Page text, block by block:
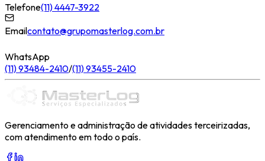
Telefone(11) 4447-3922
Emailcontato@grupomasterlog.com.br
WhatsApp
(11) 93484-2410/(11) 93455-2410
Gerenciamento e administração de atividades terceirizadas,
com atendimento em todo o país.